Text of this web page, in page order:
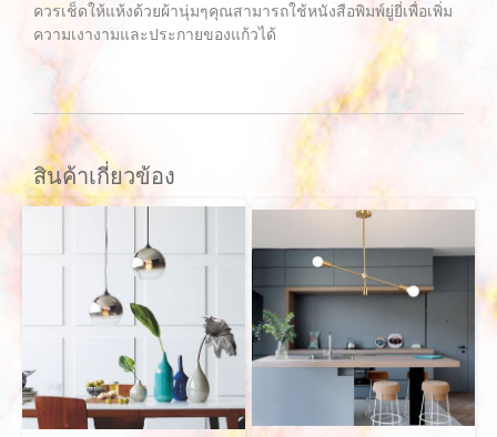
ควรเช็ดให้แห้งด้วยผ้านุ่มๆคุณสามารถใช้หนังสือพิมพ์ยู่ยี่เพื่อเพิ่ม
ความเงางามและประกายของแก้วได้
สินค้าเกี่ยวข้อง